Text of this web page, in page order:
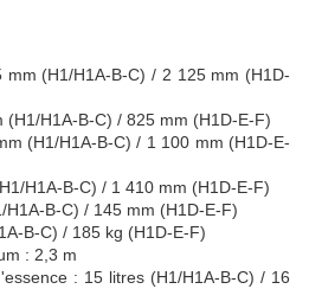
(H1/H1A-B-C) / 2 125 mm (H1D-
H1A-B-C) / 825 mm (H1D-E-F)
(H1/H1A-B-C) / 1 100 mm (H1D-E-
H1A-B-C) / 1 410 mm (H1D-E-F)
B-C) / 145 mm (H1D-E-F)
B-C) / 185 kg (H1D-E-F)
: 2,3 m
: 15 litres (H1/H1A-B-C) / 16